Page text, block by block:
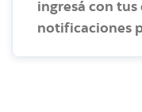
ingresá con tus
notificaciones